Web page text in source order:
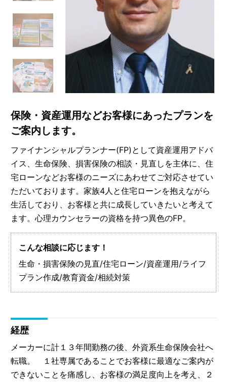
保険・資産運用などお客様にあったプランを
ご案内します。
ファイナンシャルプランナー(FP)として資産運用アドバ
イス、生命保険、損害保険の相談・見直しを主体に、住
宅ローンなどお客様のニーズにあわせてご対応させてい
ただいております。家族4人と住宅ローンを抱えながら
生活しており、お客様と共に成長していきたいと考えて
ます。心理カウンセラーの資格を持つ異色のFP。
こんな相談に応じます！
生命・損害保険の見直/住宅ローン/資産運用/ライフ
プラン作成/教育資金/相続対策
経歴
メーカーに計１３年間勤務の後、外資系生命保険会社へ
転職。 １社専属であることでお客様に最適なご案内が
できないことを痛感し、お客様の満足度向上を考え、２